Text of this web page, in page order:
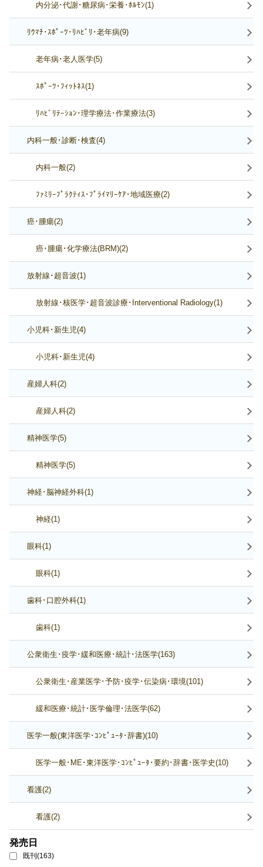
内分泌･代謝･糖尿病･栄養･ﾎﾙﾓﾝ(1)
ﾘｳﾏﾁ･ｽﾎﾟｰﾂ･ﾘﾊﾋﾞﾘ･老年病(9)
老年病･老人医学(5)
ｽﾎﾟｰﾂ･ﾌｨｯﾄﾈｽ(1)
ﾘﾊﾋﾞﾘﾃｰｼｮﾝ･理学療法･作業療法(3)
内科一般･診断･検査(4)
内科一般(2)
ﾌｧﾐﾘｰﾌﾟﾗｸﾃｨｽ･ﾌﾟﾗｲﾏﾘｰｹｱ･地域医療(2)
癌･腫瘍(2)
癌･腫瘍･化学療法(BRM)(2)
放射線･超音波(1)
放射線･核医学･超音波診療･Interventional Radiology(1)
小児科･新生児(4)
小児科･新生児(4)
産婦人科(2)
産婦人科(2)
精神医学(5)
精神医学(5)
神経･脳神経外科(1)
神経(1)
眼科(1)
眼科(1)
歯科･口腔外科(1)
歯科(1)
公衆衛生･疫学･緩和医療･統計･法医学(163)
公衆衛生･産業医学･予防･疫学･伝染病･環境(101)
緩和医療･統計･医学倫理･法医学(62)
医学一般(東洋医学･ｺﾝﾋﾟｭｰﾀ･辞書)(10)
医学一般･ME･東洋医学･ｺﾝﾋﾟｭｰﾀ･要約･辞書･医学史(10)
看護(2)
看護(2)
発売日
既刊(163)